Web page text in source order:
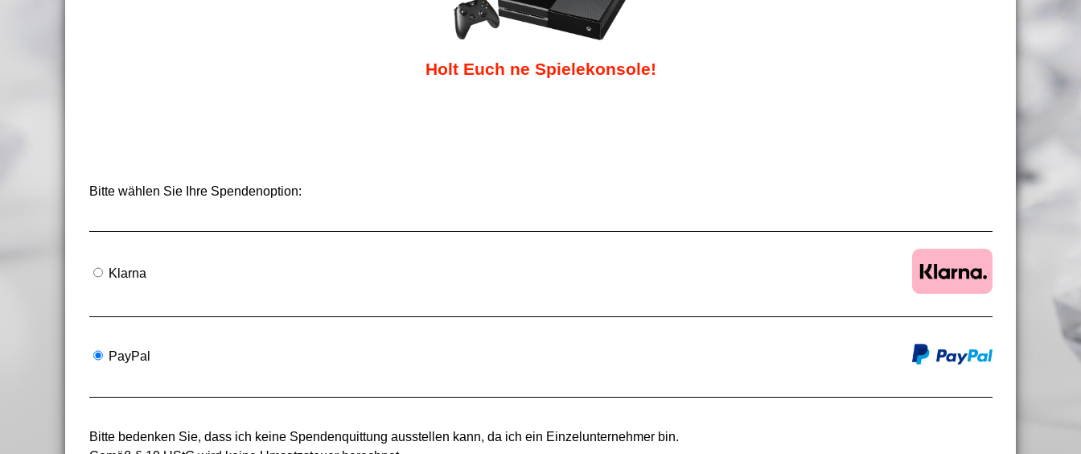
Holt Euch ne Spielekonsole!
Bitte wählen Sie Ihre Spendenoption:
Klarna
PayPal
Bitte bedenken Sie, dass ich keine Spendenquittung ausstellen kann, da ich ein Einzelunternehmer bin.